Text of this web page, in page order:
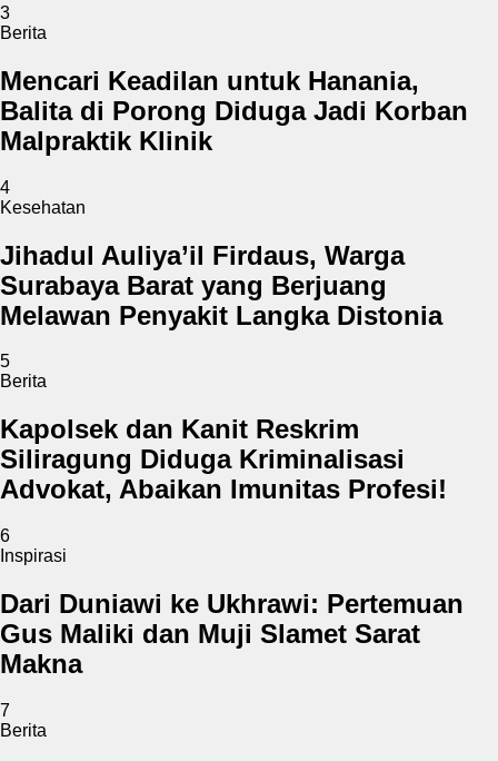
3
Berita
Mencari Keadilan untuk Hanania,
Balita di Porong Diduga Jadi Korban
Malpraktik Klinik
4
Kesehatan
Jihadul Auliya’il Firdaus, Warga
Surabaya Barat yang Berjuang
Melawan Penyakit Langka Distonia
5
Berita
Kapolsek dan Kanit Reskrim
Siliragung Diduga Kriminalisasi
Advokat, Abaikan Imunitas Profesi!
6
Inspirasi
Dari Duniawi ke Ukhrawi: Pertemuan
Gus Maliki dan Muji Slamet Sarat
Makna
7
Berita